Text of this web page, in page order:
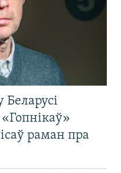
Беларусі
раман пра